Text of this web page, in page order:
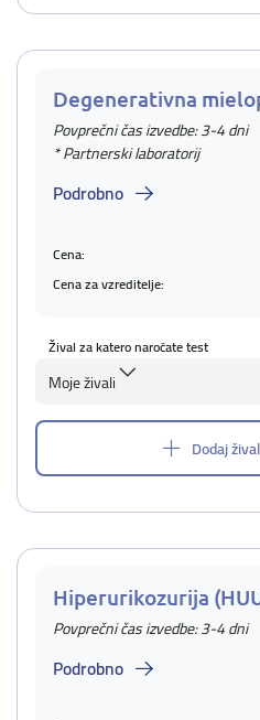
Degenerativna
Povprečni čas izvedbe: 3-4 dni
* Partnerski laboratorij
Podrobno
Cena:
Cena za vzreditelje:
Žival za katero naročate test
Moje živali
Dodaj žival
Hiperurikozurija
Povprečni čas izvedbe: 3-4 dni
Podrobno